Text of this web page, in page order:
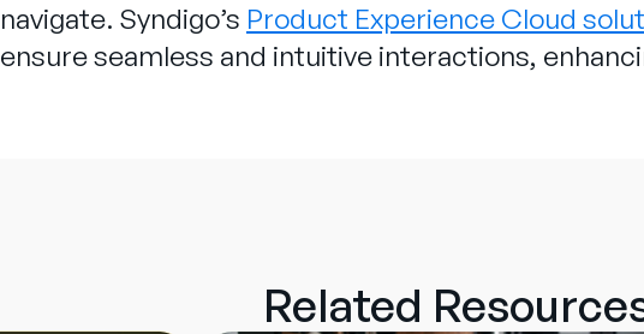
navigate. Syndigo’s Product Experience Cloud
ensure seamless and intuitive interactions,
Related